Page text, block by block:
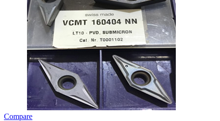
Compare